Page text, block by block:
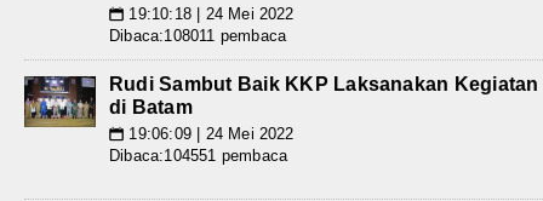
📅 19:10:18 | 24 Mei 2022
Dibaca:108011 pembaca
Rudi Sambut Baik KKP Laksanakan Kegiatan
di Batam
📅 19:06:09 | 24 Mei 2022
Dibaca:104551 pembaca